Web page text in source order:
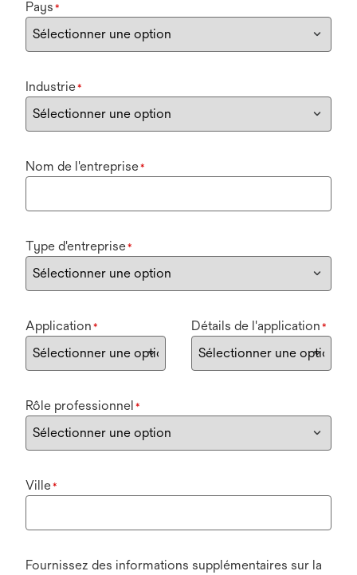
Pays *
Industrie*
Nom de l'entreprise*
Type d'entreprise*
Application * Détails de l'application *
Rôle professionnel *
Ville*
Fournissez des informations supplémentaires sur la